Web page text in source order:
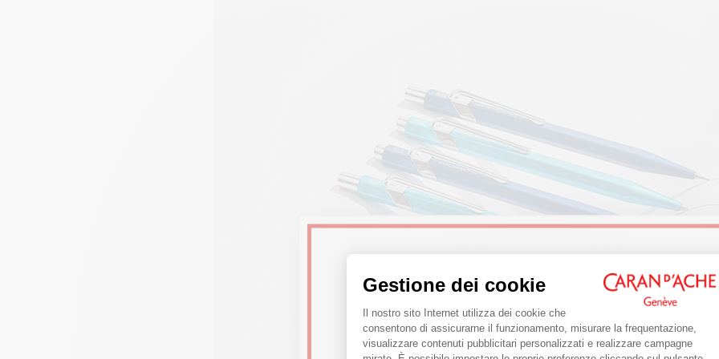
Gestione dei cookie
Piattaforma di Gestione del
Il nostro sito Internet utilizza dei cookie che
consentono di assicurarne il funzionamento, misurare la frequentazione,
visualizzare contenuti pubblicitari personalizzati e realizzare campagne
Welcome!
Are you in the right e-boutique?
Confirm your shipping country before placing an order.